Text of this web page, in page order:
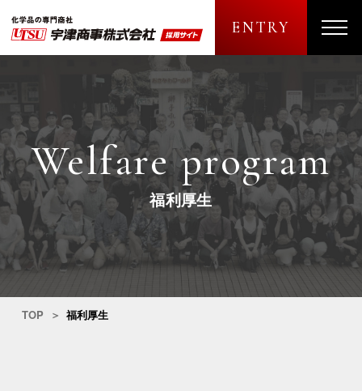
ENTRY メニ
Welfare program
福利厚生
TOP 福利厚生